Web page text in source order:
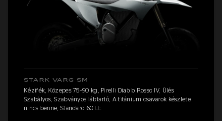
STARK VARG SM
Kézifék, Közepes 75-90 kg, Pirelli Diablo Rosso IV, Ülés
Szabályos, Szabványos lábtartó, A titánium csavarok készlete
nincs benne, Standard 60 LE